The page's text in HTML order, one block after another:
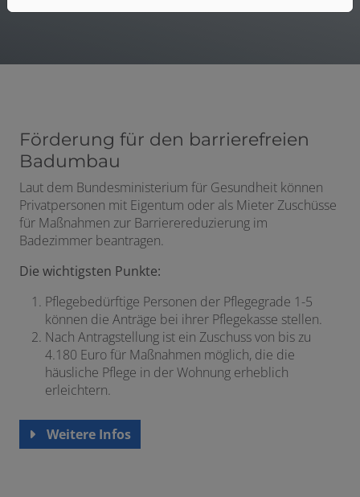
Förderung für den barrierefreien
Badumbau
Laut dem Bundesministerium für Gesundheit können
Privatpersonen mit Eigentum oder als Mieter Zuschüsse
für Maßnahmen zur Barrierereduzierung im
Badezimmer beantragen.
Die wichtigsten Punkte:
Pflegebedürftige Personen der Pflegegrade 1-5
können die Anträge bei ihrer Pflegekasse stellen.
Nach Antragstellung ist ein Zuschuss von bis zu
4.180 Euro für Maßnahmen möglich, die die
häusliche Pflege in der Wohnung erheblich
erleichtern.
Weitere Infos